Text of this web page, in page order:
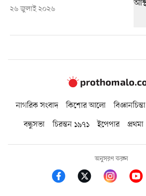
২৬ জুলাই ২০২৬
নাগরিক সংবাদ কিশোর আলো বিজ্ঞানচিন্তা
বন্ধুসভা
চিরন্তন ১৯৭১ ইপেপার প্রথমা
অনুসরণ করুন